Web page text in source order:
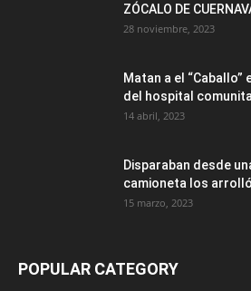
ZÓCALO DE
28 noviembre, 2023
Matan a el
del hospital
14 abril, 2023
Disparaban desde
camioneta los
15 marzo, 2023
POPULAR CATEGORY